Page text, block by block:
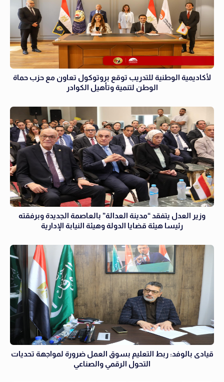
لأكاديمية الوطنية للتدريب توقع بروتوكول تعاون مع حزب حماة
الوطن لتنمية وتأهيل الكوادر
وزير العدل يتفقد “مدينة العدالة” بالعاصمة الجديدة وبرفقته
رئيسا هيئة قضايا الدولة وهيئة النيابة الإدارية
قيادى بالوفد: ربط التعليم بسوق العمل ضرورة لمواجهة تحديات
التحول الرقمي والصناعي